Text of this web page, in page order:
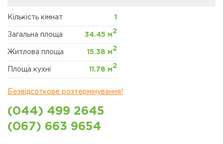
БОРЩАГІВКА
КОМЕРЦІЙНА
НЕРУХОМІСТЬ
Сайт забудовника
Кількість кімнат 1
Загальна площа 34.45 м
2
Житлова площа 15.38 м
2
Площа кухні 11.78 м
2
Безвідсоткове розтермінування!
(044) 499 2645
(067) 663 9654